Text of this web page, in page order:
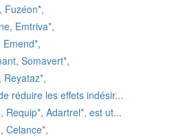
Fuzéon*,
Emtriva*,
Somavert*,
Reyataz*,
réduire les effets indésir...
Requip*, Adartrel*, est ut...
Celance*,